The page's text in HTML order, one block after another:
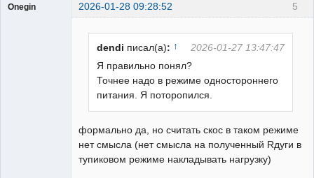
5
Onegin 2026-01-28 09:28:52
dendi писал(а): ↑
2026-01-27 13:47:47
Я правильно понял?
Точнее надо в режиме одностороннего
питания. Я поторопился.
формально да, но считать скос в таком режиме
нет смысла (нет смысла на полученный Rдуги в
тупиковом режиме накладывать нагрузку)